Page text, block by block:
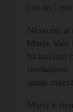
con lei i
Nessuno al
Maria.
ha lasciato
quale
Maria è